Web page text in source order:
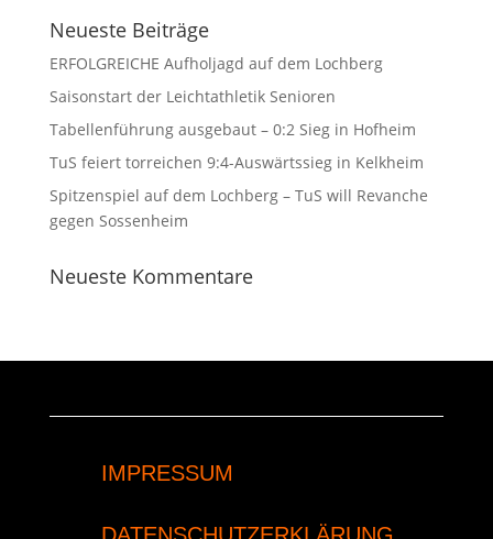
Neueste Beiträge
ERFOLGREICHE Aufholjagd auf dem Lochberg
Saisonstart der Leichtathletik Senioren
Tabellenführung ausgebaut – 0:2 Sieg in Hofheim
TuS feiert torreichen 9:4-Auswärtssieg in Kelkheim
Spitzenspiel auf dem Lochberg – TuS will Revanche
gegen Sossenheim
Neueste Kommentare
IMPRESSUM